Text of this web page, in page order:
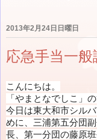
2013年2月24日日曜日
応急手当一
こんにちは。
「やまとなでしこ」
今日は東大和市シル
めに、三浦第五分団
長、第一分団の藤原